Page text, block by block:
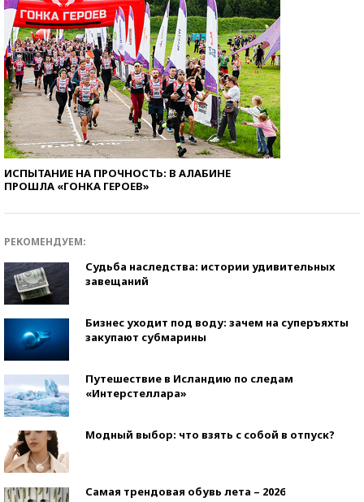
ИСПЫТАНИЕ НА ПРОЧНОСТЬ: В АЛАБИНЕ
ПРОШЛА «ГОНКА ГЕРОЕВ»
РЕКОМЕНДУЕМ:
Судьба наследства: истории удивительных
завещаний
Бизнес уходит под воду: зачем на суперъяхты
закупают субмарины
Путешествие в Исландию по следам
«Интерстеллара»
Модный выбор: что взять с собой в отпуск?
Самая трендовая обувь лета – 2026